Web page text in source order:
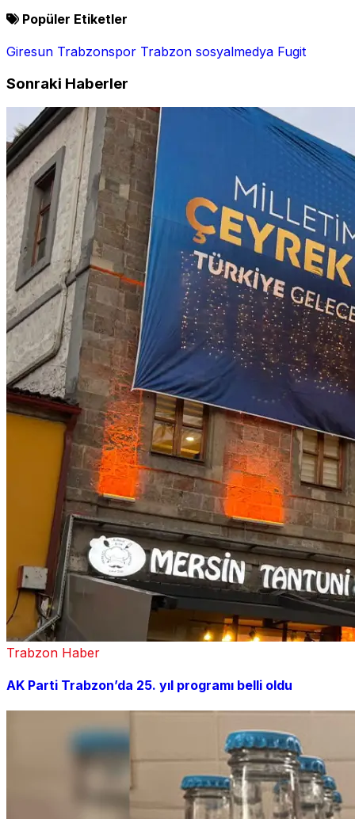
Popüler Etiketler
Giresun Trabzonspor Trabzon sosyalmedya Fugit
Sonraki Haberler
Trabzon Haber
AK Parti Trabzon’da 25. yıl programı belli oldu